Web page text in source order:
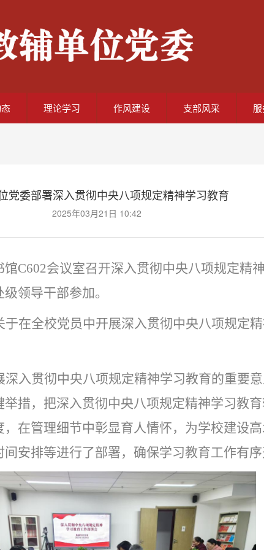
理论学习 作风建设 支部风采
党委部署深入贯彻中央八项规定精神学习教育
2025年03月21日 10:42
C602会议室召开深入贯彻中央八项规定精
领导干部参加。
在全校党员中开展深入贯彻中央八项规定
入贯彻中央八项规定精神学习教育的重要
措，把深入贯彻中央八项规定精神学习教
在管理细节中彰显育人情怀，为学校建设
安排等进行了部署，确保学习教育工作有序